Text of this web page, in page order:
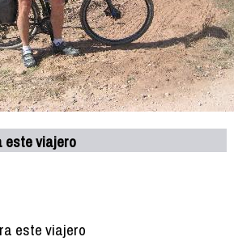
este viajero
este viajero